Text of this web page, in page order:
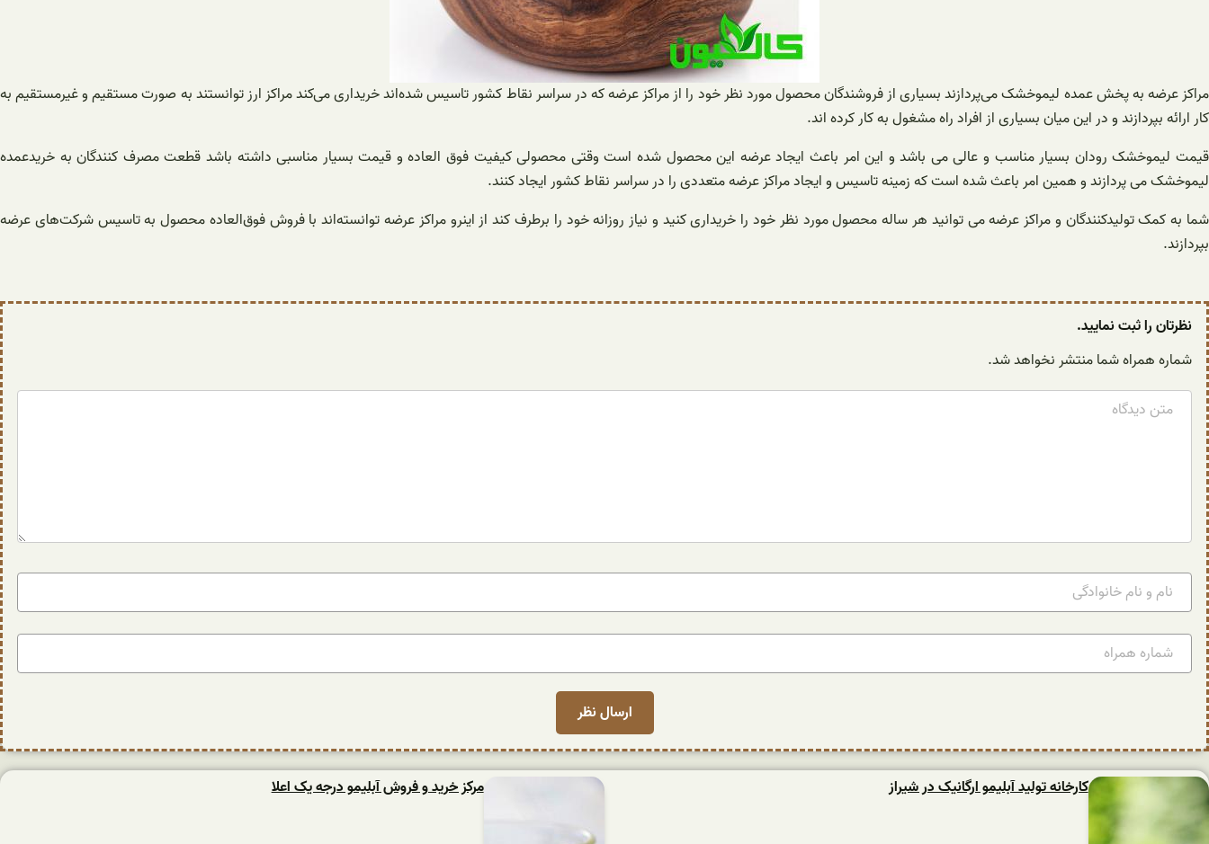
مراکز عرضه به پخش عمده لیموخشک می‌پردازند بسیاری از فروشندگان محصول مورد نظر خود را از مراکز عرضه که در سراسر نقاط کشور تاسیس شده‌اند خریداری می‌کند مراکز ارز توانستند به صورت مستقیم و غیرمستقیم به
کار ارائه بپردازند و در این میان بسیاری از افراد راه مشغول به کار کرده اند.
قیمت لیموخشک رودان بسیار مناسب و عالی می باشد و این امر باعث ایجاد عرضه این محصول شده است وقتی محصولی کیفیت فوق العاده و قیمت بسیار مناسبی داشته باشد قطعت مصرف کنندگان به خریدعمده
لیموخشک می پردازند و همین امر باعث شده است که زمینه تاسیس و ایجاد مراکز عرضه متعددی را در سراسر نقاط کشور ایجاد کنند.
شما به کمک تولیدکنندگان و مراکز عرضه می توانید هر ساله محصول مورد نظر خود را خریداری کنید و نیاز روزانه خود را برطرف کند از اینرو مراکز عرضه توانسته‌اند با فروش فوق‌العاده محصول به تاسیس شرکت‌های عرضه
بپردازند.
نظرتان را ثبت نمایید.
شماره همراه شما منتشر نخواهد شد.
کارخانه تولید آبلیمو ارگانیک در شیراز مرکز خرید و فروش آبلیمو درجه یک اعلا